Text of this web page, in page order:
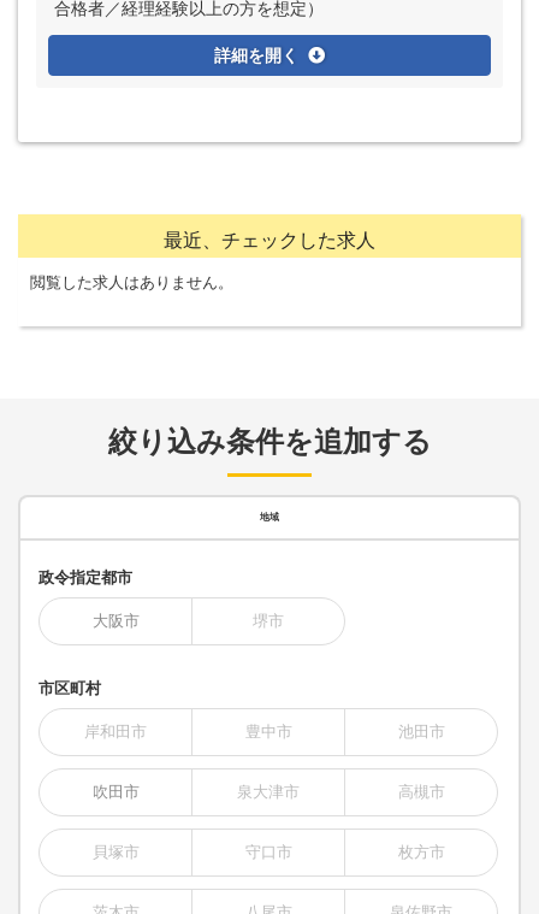
合格者／経理経験以上の方を想定）
詳細を開く
最近、チェックした求人
閲覧した求人はありません。
絞り込み条件を追加する
地域
政令指定都市
大阪市 堺市
市区町村
岸和田市 豊中市 池田市
吹田市 泉大津市 高槻市
貝塚市 守口市 枚方市